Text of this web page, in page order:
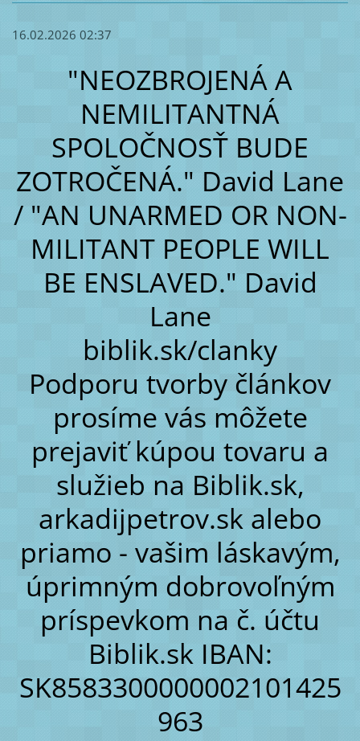
16.02.2026 02:37
"NEOZBROJENÁ A
NEMILITANTNÁ
SPOLOČNOSŤ BUDE
ZOTROČENÁ." David Lane
/ "AN UNARMED OR NON-
MILITANT PEOPLE WILL
BE ENSLAVED." David
Lane
biblik.sk/clanky
Podporu tvorby článkov
prosíme vás môžete
prejaviť kúpou tovaru a
služieb na Biblik.sk,
arkadijpetrov.sk alebo
priamo - vašim láskavým,
úprimným dobrovoľným
príspevkom na č. účtu
Biblik.sk IBAN:
SK8583300000002101425
963